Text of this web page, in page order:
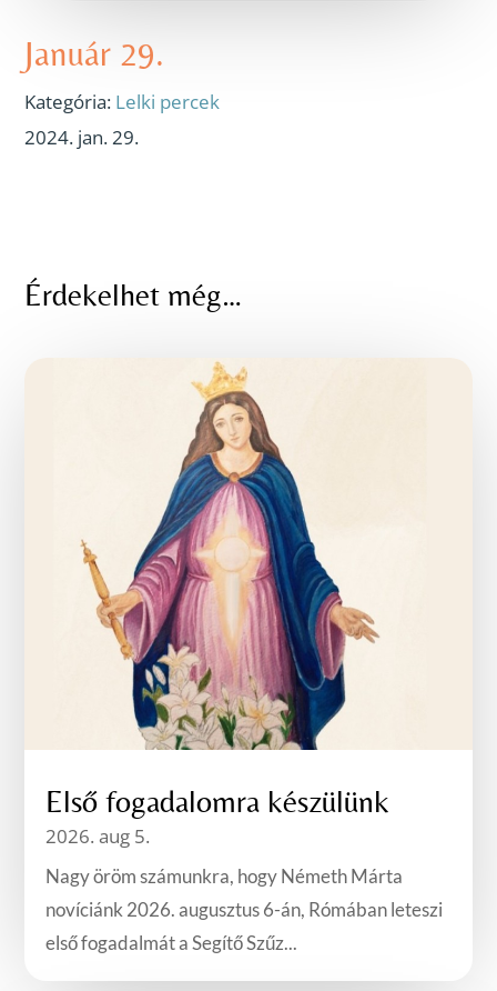
Január 29.
Kategória: Lelki percek
2024. jan. 29.
Érdekelhet még…
Első fogadalomra készülünk
2026. aug 5.
Nagy öröm számunkra, hogy Németh Márta
novíciánk 2026. augusztus 6-án, Rómában leteszi
első fogadalmát a Segítő Szűz...